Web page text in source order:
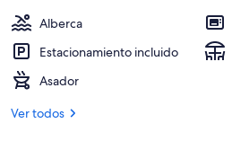
Alberca
Estacionamiento incluido
Asador
Ver todos